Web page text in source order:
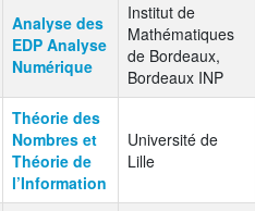
Analyse des
EDP Analyse
Numérique
Institut de
Mathématiques
de Bordeaux,
Bordeaux INP
Théorie des
Nombres et
Théorie de
l’Information
Université de
Lille